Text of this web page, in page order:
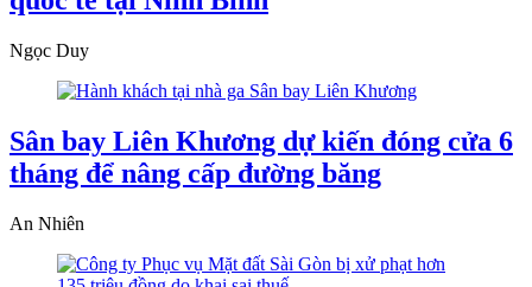
Ngọc Duy
Sân bay Liên Khương dự kiến đóng cửa 6
tháng để nâng cấp đường băng
An Nhiên